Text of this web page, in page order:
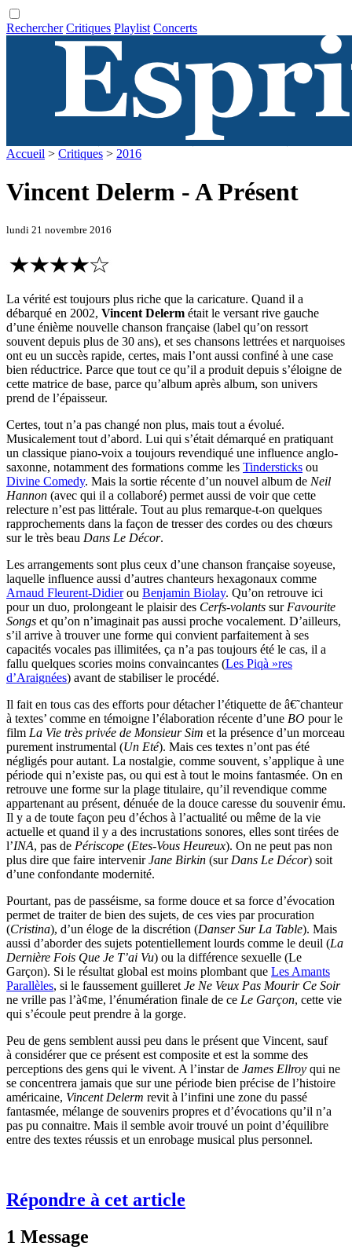
Rechercher Critiques Playlist Concerts
Accueil > Critiques > 2016
Vincent Delerm - A Présent
lundi 21 novembre 2016
La vérité est toujours plus riche que la caricature. Quand il a
débarqué en 2002, Vincent Delerm était le versant rive gauche
d’une énième nouvelle chanson française (label qu’on ressort
souvent depuis plus de 30 ans), et ses chansons lettrées et narquoises
ont eu un succès rapide, certes, mais l’ont aussi confiné à une case
bien réductrice. Parce que tout ce qu’il a produit depuis s’éloigne de
cette matrice de base, parce qu’album après album, son univers
prend de l’épaisseur.
Certes, tout n’a pas changé non plus, mais tout a évolué.
Musicalement tout d’abord. Lui qui s’était démarqué en pratiquant
un classique piano-voix a toujours revendiqué une influence anglo-
saxonne, notamment des formations comme les Tindersticks ou
Divine Comedy. Mais la sortie récente d’un nouvel album de Neil
Hannon (avec qui il a collaboré) permet aussi de voir que cette
relecture n’est pas littérale. Tout au plus remarque-t-on quelques
rapprochements dans la façon de tresser des cordes ou des chœurs
sur le très beau Dans Le Décor.
Les arrangements sont plus ceux d’une chanson française soyeuse,
laquelle influence aussi d’autres chanteurs hexagonaux comme
Arnaud Fleurent-Didierou Benjamin Biolay. Qu’on retrouve ici
pour un duo, prolongeant le plaisir des Cerfs-volants sur Favourite
Songs et qu’on n’imaginait pas aussi proche vocalement. D’ailleurs,
s’il arrive à trouver une forme qui convient parfaitement à ses
capacités vocales pas illimitées, ça n’a pas toujours été le cas, il a
fallu quelques scories moins convaincantes (Les Piqà »res
d’Araignées) avant de stabiliser le procédé.
Il fait en tous cas des efforts pour détacher l’étiquette de â€˜chanteur
à textes’ comme en témoigne l’élaboration récente d’une BO pour le
film La Vie très privée de Monsieur Sim et la présence d’un morceau
purement instrumental (Un Eté). Mais ces textes n’ont pas été
négligés pour autant. La nostalgie, comme souvent, s’applique à une
période qui n’existe pas, ou qui est à tout le moins fantasmée. On en
retrouve une forme sur la plage titulaire, qu’il revendique comme
appartenant au présent, dénuée de la douce caresse du souvenir ému.
Il y a de toute façon peu d’échos à l’actualité ou même de la vie
actuelle et quand il y a des incrustations sonores, elles sont tirées de
l’INA, pas de Périscope (Etes-Vous Heureux). On ne peut pas non
plus dire que faire intervenirJane Birkin (sur Dans Le Décor) soit
d’une confondante modernité.
Pourtant, pas de passéisme, sa forme douce et sa force d’évocation
permet de traiter de bien des sujets, de ces vies par procuration
(Cristina), d’un éloge de la discrétion (Danser Sur La Table). Mais
aussi d’aborder des sujets potentiellement lourds comme le deuil (La
Dernière Fois Que Je T’ai Vu) ou la différence sexuelle (Le
Garçon). Si le résultat global est moins plombant que Les Amants
Parallèles, si le faussement guilleret Je Ne Veux Pas Mourir Ce Soir
ne vrille pas l’à¢me, l’énumération finale de ce Le Garçon, cette vie
qui s’écoule peut prendre à la gorge.
Peu de gens semblent aussi peu dans le présent que Vincent, sauf
à considérer que ce présent est composite et est la somme des
perceptions des gens qui le vivent. A l’instar de James Ellroy qui ne
se concentrera jamais que sur une période bien précise de l’histoire
américaine, Vincent Delerm revit à l’infini une zone du passé
fantasmée, mélange de souvenirs propres et d’évocations qu’il n’a
pas pu connaitre. Mais il semble avoir trouvé un point d’équilibre
entre des textes réussis et un enrobage musical plus personnel.
Répondre à cet article
1 Message